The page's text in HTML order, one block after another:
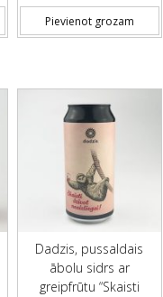
Pievienot grozam
Dadzis, pussaldais
ābolu sidrs ar
greipfrūtu “Skaisti